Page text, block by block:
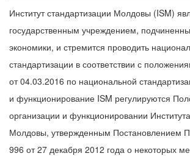
Институт стандартизации Молдовы (ISM)
государственным учреждением,
экономики, и стремится проводить
стандартизации в соответствии с
от 04.03.2016 по национальной
и функционирование ISM регулируются
организации и функционировании
Молдовы, утвержденным Постановлением
996 от 27 декабря 2012 года о некоторых